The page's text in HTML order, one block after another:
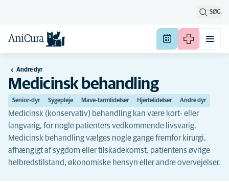
SØG
Andre dyr
Medicinsk behandling
Senior-dyr Sygepleje Mave-tarmlidelser Hjertelidelser Andre dyr
Medicinsk (konservativ) behandling kan være kort- eller
langvarig, for nogle patienters vedkommende livsvarig.
Medicinsk behandling vælges nogle gange fremfor kirurgi,
afhængigt af sygdom eller tilskadekomst, patientens øvrige
helbredstilstand, økonomiske hensyn eller andre overvejelser.